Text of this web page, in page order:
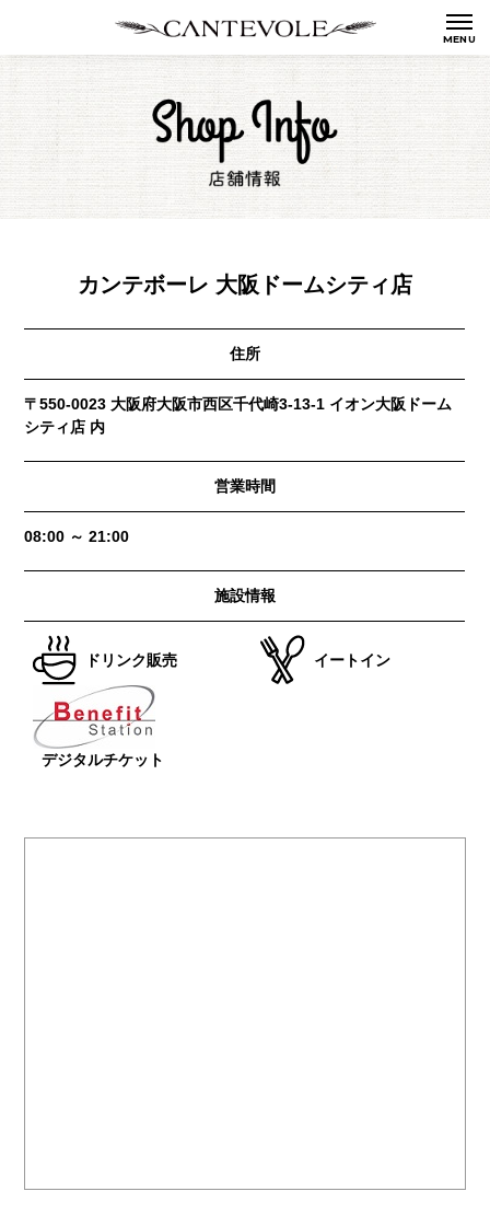
カンテボーレ 大阪ドームシティ店
住所
〒550-0023 大阪府大阪市西区千代崎3-13-1 イオン大阪ドーム
シティ店 内
営業時間
08:00 ～ 21:00
施設情報
ドリンク販売 イートイン
デジタルチケット